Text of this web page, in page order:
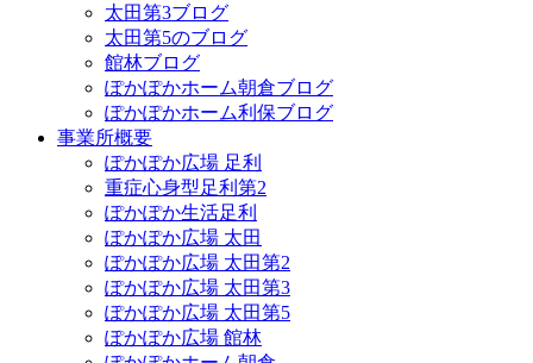
太田第3ブログ
太田第5のブログ
館林ブログ
ぽかぽかホーム朝倉ブログ
ぽかぽかホーム利保ブログ
事業所概要
ぽかぽか広場 足利
重症心身型足利第2
ぽかぽか生活足利
ぽかぽか広場 太田
ぽかぽか広場 太田第2
ぽかぽか広場 太田第3
ぽかぽか広場 太田第5
ぽかぽか広場 館林